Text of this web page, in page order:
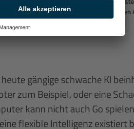
Kinematik des menschlichen
Annemarie Popp)
gängige schwache KI
zum Beispiel, oder eine
kann nicht auch Go
flexible Intelligenz existiert